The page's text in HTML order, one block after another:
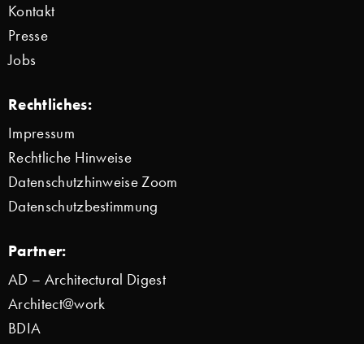
Kontakt
Presse
Jobs
Rechtliches:
Impressum
Rechtliche Hinweise
Datenschutzhinweise Zoom
Datenschutzbestimmung
Partner:
AD – Architectural Digest
Architect@work
BDIA